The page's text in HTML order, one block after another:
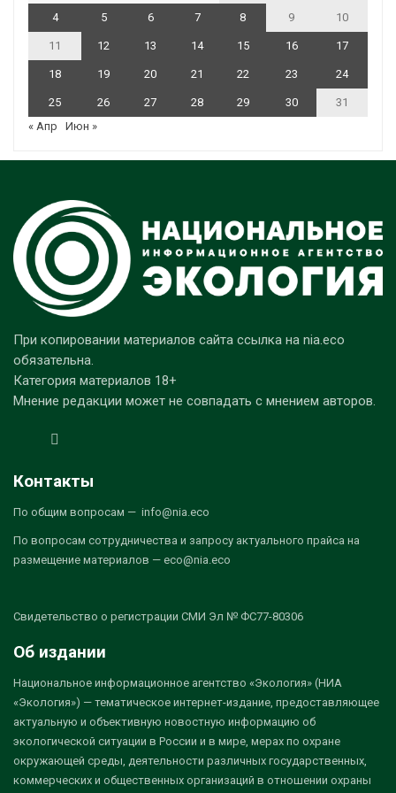
4 5 6 7 8 9 10
11 12 13 14 15 16 17
18 19 20 21 22 23 24
25 26 27 28 29 30
31
« Апр
Июн »
При копировании материалов сайта ссылка на nia.eco
обязательна.
Категория материалов 18+
Мнение редакции может не совпадать с мнением авторов.
Контакты
По общим вопросам — info@nia.eco
По вопросам сотрудничества и запросу актуального прайса на
размещение материалов — eco@nia.eco
Свидетельство о регистрации СМИ Эл № ФС77-80306
Об издании
Национальное информационное агентство «Экология» (НИА
«Экология») — тематическое интернет-издание, предоставляющее
актуальную и объективную новостную информацию об
экологической ситуации в России и в мире, мерах по охране
окружающей среды, деятельности различных государственных,
коммерческих и общественных организаций в отношении охраны